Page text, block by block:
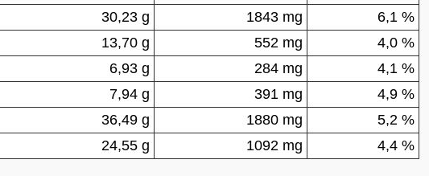
30,23 g 1843 mg
6,1 %
13,70 g 552 mg
4,0 %
6,93 g 284 mg
4,1 %
7,94 g 391 mg
4,9 %
36,49 g 1880 mg
5,2 %
24,55 g 1092 mg 4,4 %